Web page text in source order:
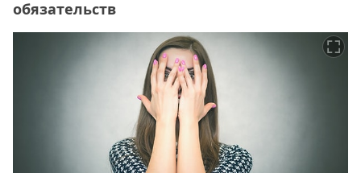
обязательств